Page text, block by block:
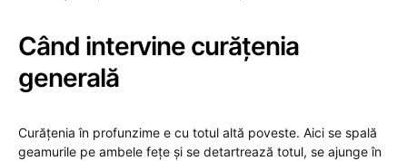
Când intervine curățenia
generală
Curățenia în profunzime e cu totul altă poveste. Aici se spală
geamurile pe ambele fețe și se detartrează totul, se ajunge în